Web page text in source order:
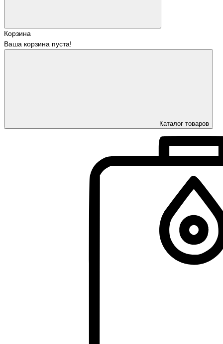
Корзина
Ваша корзина пуста!
Каталог товаров